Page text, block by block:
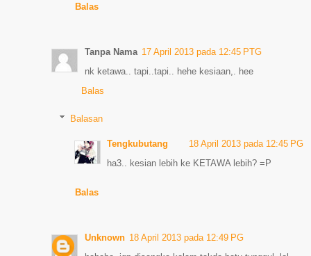
Balas
Tanpa Nama 17 April 2013 pada 12:45 PTG
nk ketawa.. tapi..tapi.. hehe kesiaan,. hee
Balas
Balasan
Tengkubutang
18 April 2013 pada 12:45 PG
ha3.. kesian lebih ke KETAWA lebih? =P
Balas
Unknown 18 April 2013 pada 12:49 PG